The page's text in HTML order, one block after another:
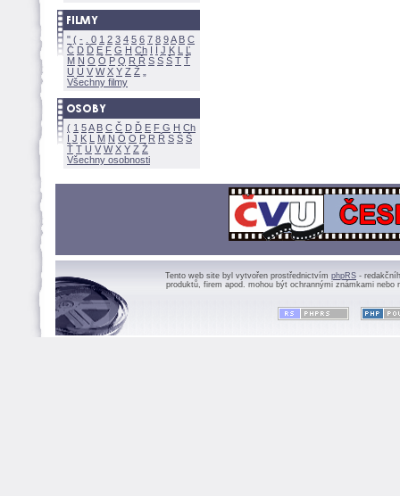
" ( - 0 1 2 3 4 5 6 7 8 9A B C
Č D Ď E F G H Ch I Í J K L
Ľ
M N O Ó P Q R Ř S Ś T Ť
U Ú V W X Y Z
Všechny filmy
( 1 5A B C Č D Ď E F G H Ch
I J K L M N Ó O P R Ř S Ś
Ť T U V W X Y Z
Všechny osobnosti
Tento web site byl vytvořen prostřednictvím phpRS -
produktů, firem apod. mohou být ochrannými známkami